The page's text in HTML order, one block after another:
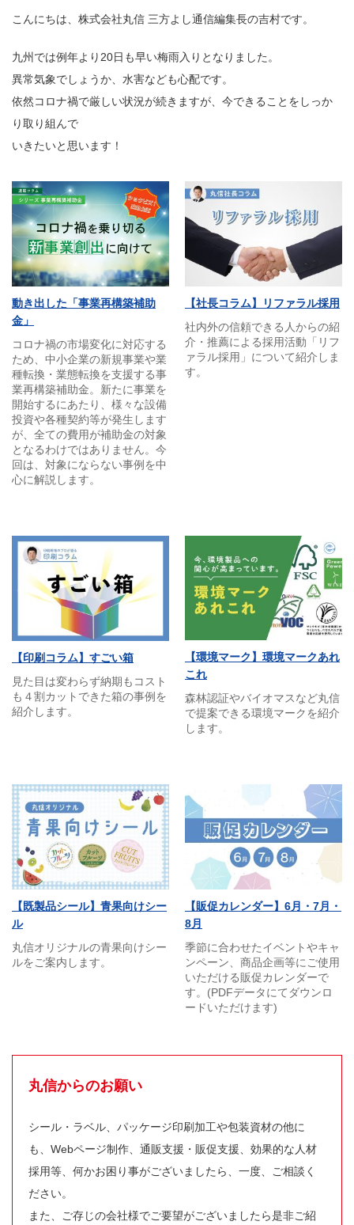
こんにちは、株式会社丸信 三方よし通信編集長の吉村です。
九州では例年より20日も早い梅雨入りとなりました。
異常気象でしょうか、水害なども心配です。
依然コロナ禍で厳しい状況が続きますが、今できることをしっか
り取り組んで
いきたいと思います！
動き出した「事業再構築補助
金」
コロナ禍の市場変化に対応する
ため、中小企業の新規事業や業
種転換・業態転換を支援する事
業再構築補助金。新たに事業を
開始するにあたり、様々な設備
投資や各種契約等が発生します
が、全ての費用が補助金の対象
となるわけではありません。今
回は、対象にならない事例を中
心に解説します。
【社長コラム】リファラル採用
社内外の信頼できる人からの紹
介・推薦による採用活動「リフ
ァラル採用」について紹介しま
す。
【印刷コラム】すごい箱
見た目は変わらず納期もコスト
も４割カットできた箱の事例を
紹介します。
【環境マーク】環境マークあれ
これ
森林認証やバイオマスなど丸信
で提案できる環境マークを紹介
します。​​
【既製品シール】青果向けシー
ル
丸信オリジナルの青果向けシー
ルをご案内します。
【販促カレンダー】6月・7月・
8月
季節に合わせたイベントやキャ
ンペーン、商品企画等にご使用
いただける販促カレンダーで
す。(PDFデータにてダウンロ
ードいただけます)
丸信からのお願い
シール・ラベル、パッケージ印刷加工や包装資材の他に
も、Webページ制作、通販支援・販促支援、効果的な人材
採用等、何かお困り事がございましたら、一度、ご相談く
ださい。
また、ご存じの会社様でご要望がございましたら是非ご紹